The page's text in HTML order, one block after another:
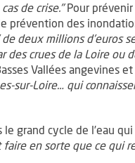
de crise."Pour
prévention des
deux millions d’euros
crues de la Loire ou
Vallées angevines et
sur-Loire… qui
grand cycle de l’eau
en sorte que ce qui